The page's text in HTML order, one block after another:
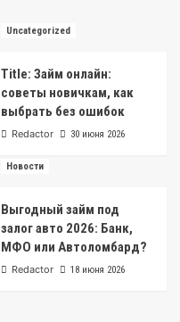
Uncategorized
Title: Займ онлайн:
советы новичкам, как
выбрать без ошибок
Redactor 30 июня 2026
Новости
Выгодный займ под
залог авто 2026: Банк,
МФО или Автоломбард?
Redactor
18 июня 2026